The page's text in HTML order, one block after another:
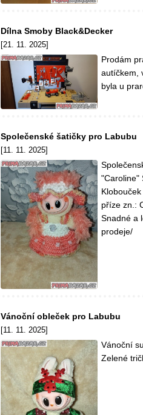
Dílna Smoby Black&Decker
[21. 11. 2025]
Prodám
autíčkem,
byla u
Společenské šatičky pro Labubu
[11. 11. 2025]
"Caroline"
příze zn.:
Snadné a
prodeje/
Vánoční obleček pro Labubu
[11. 11. 2025]
Vánoční
Zelené